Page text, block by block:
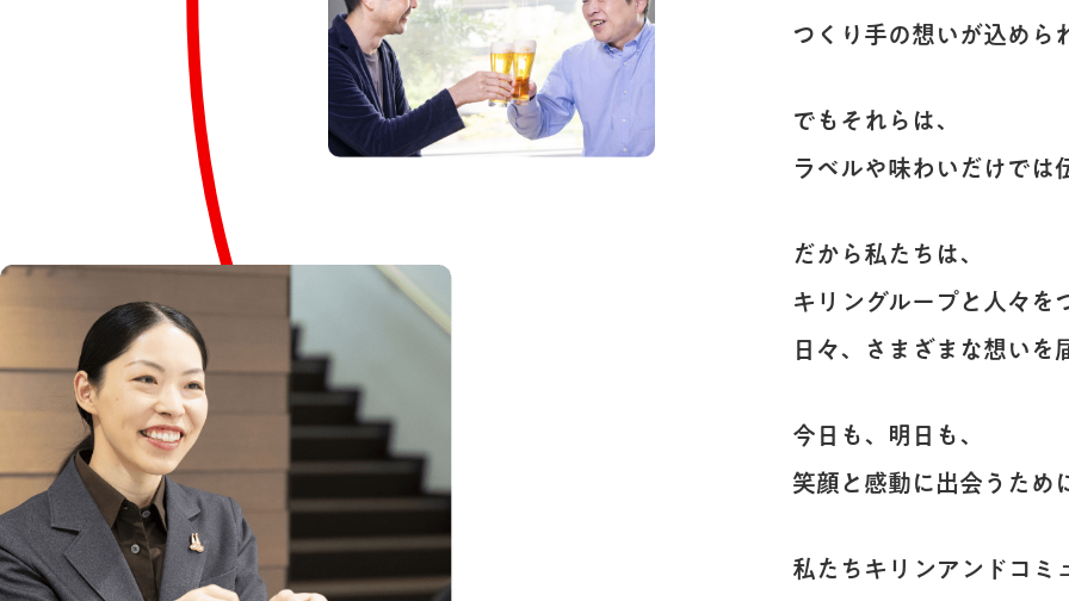
つくり手の想いが込めら
でもそれらは、
ラベルや味わいだけでは
だから私たちは、
キリングループと人々を
日々、さまざまな想いを
今日も、明日も、
笑顔と感動に出会うため
私たちキリンアンドコミ